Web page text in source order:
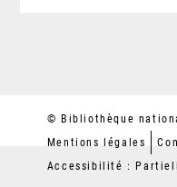
© Bibliothèque
Mentions légales
Accessibilité :